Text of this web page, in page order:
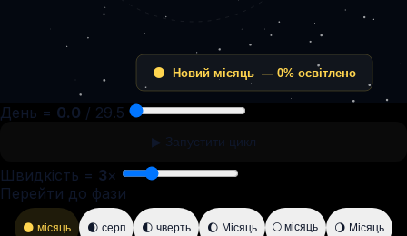
День = 0.0 / 29.5
▶ Запустити цикл
Швидкість = 3×
Перейти до фази
🌑 місяць 🌒 серп 🌓 чверть 🌔 Місяць 🌕 місяць 🌖 Місяць